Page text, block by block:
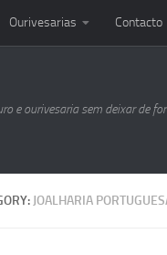
Ourivesarias Contacto
e ourivesaria sem deixar de
JOALHARIA